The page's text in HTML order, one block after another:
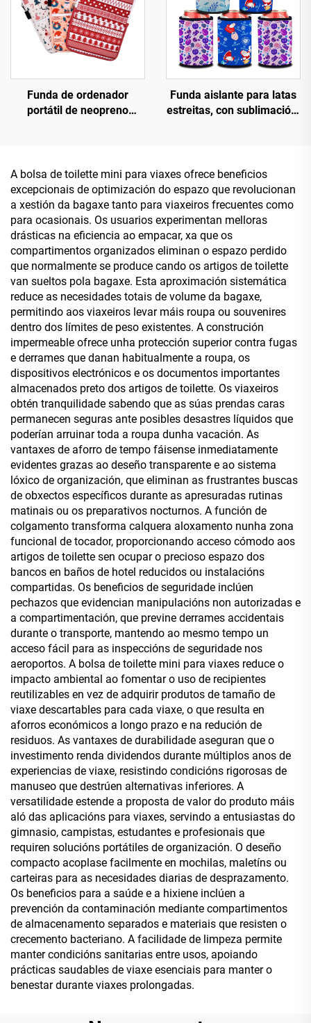
ao aire libre
Funda de ordenador
portátil de neopreno
empresarial e para viaxes,
impermeable, duradeira,
protectora e a prueba de
choques
Funda aislante para latas
estreitas, con sublimación,
de bebida
A bolsa de toilette mini para viaxes ofrece beneficios
excepcionais de optimización do espazo que revolucionan
a xestión da bagaxe tanto para viaxeiros frecuentes como
para ocasionais. Os usuarios experimentan melloras
drásticas na eficiencia ao empacar, xa que os
compartimentos organizados eliminan o espazo perdido
que normalmente se produce cando os artigos de toilette
van sueltos pola bagaxe. Esta aproximación sistemática
reduce as necesidades totais de volume da bagaxe,
permitindo aos viaxeiros levar máis roupa ou souvenires
dentro dos límites de peso existentes. A construción
impermeable ofrece unha protección superior contra fugas
e derrames que danan habitualmente a roupa, os
dispositivos electrónicos e os documentos importantes
almacenados preto dos artigos de toilette. Os viaxeiros
obtén tranquilidade sabendo que as súas prendas caras
permanecen seguras ante posibles desastres líquidos que
poderían arruinar toda a roupa dunha vacación. As
vantaxes de aforro de tempo fáisense inmediatamente
evidentes grazas ao deseño transparente e ao sistema
lóxico de organización, que eliminan as frustrantes buscas
de obxectos específicos durante as apresuradas rutinas
matinais ou os preparativos nocturnos. A función de
colgamento transforma calquera aloxamento nunha zona
funcional de tocador, proporcionando acceso cómodo aos
artigos de toilette sen ocupar o precioso espazo dos
bancos en baños de hotel reducidos ou instalacións
compartidas. Os beneficios de seguridade inclúen
pechazos que evidencian manipulacións non autorizadas e
a compartimentación, que previne derrames accidentais
durante o transporte, mantendo ao mesmo tempo un
acceso fácil para as inspeccións de seguridade nos
aeroportos. A bolsa de toilette mini para viaxes reduce o
impacto ambiental ao fomentar o uso de recipientes
reutilizables en vez de adquirir produtos de tamaño de
viaxe descartables para cada viaxe, o que resulta en
aforros económicos a longo prazo e na redución de
residuos. As vantaxes de durabilidade aseguran que o
investimento renda dividendos durante múltiplos anos de
experiencias de viaxe, resistindo condicións rigorosas de
manuseo que destrúen alternativas inferiores. A
versatilidade estende a proposta de valor do produto máis
aló das aplicacións para viaxes, servindo a entusiastas do
gimnasio, campistas, estudantes e profesionais que
requiren solucións portátiles de organización. O deseño
compacto acoplase facilmente en mochilas, maletíns ou
carteiras para as necesidades diarias de desprazamento.
Os beneficios para a saúde e a hixiene inclúen a
prevención da contaminación mediante compartimentos
de almacenamento separados e materiais que resisten o
crecemento bacteriano. A facilidade de limpeza permite
manter condicións sanitarias entre usos, apoiando
prácticas saudables de viaxe esenciais para manter o
benestar durante viaxes prolongadas.